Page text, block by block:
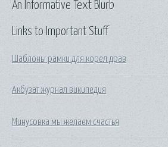
Links to Important Stuff
Шаблоны рамки для корел драв
Акбузат журнал википедия
Минусовка мы желаем счастья
An Informative Text Blurb